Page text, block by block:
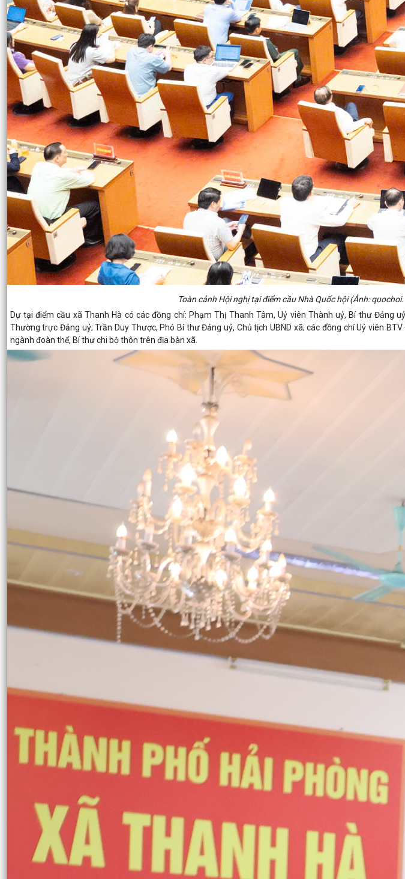
Toàn cảnh Hội nghị tại điểm cầu Nhà Quốc hội (Ảnh:
Dự tại điểm cầu xã Thanh Hà có các đồng chí: Phạm Thị Thanh Tâm, Uỷ viên Thành uỷ, Bí thư Đảng
Thường trực Đảng uỷ; Trần Duy Thược, Phó Bí thư Đảng uỷ, Chủ tịch UBND xã; các đồng chí Uỷ viên
ngành đoàn thể, Bí thư chi bộ thôn trên địa bàn xã.